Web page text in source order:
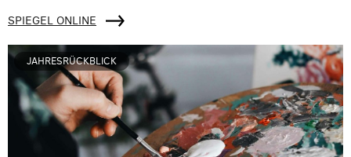
SPIEGEL ONLINE
JAHRESRÜCKBLICK